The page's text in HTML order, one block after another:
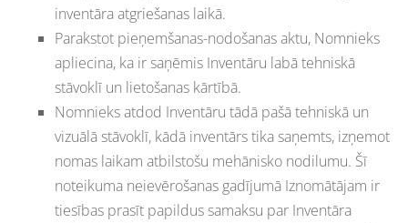
inventāra atgriešanas laikā.
Parakstot pieņemšanas-nodošanas aktu, Nomnieks
apliecina, ka ir saņēmis Inventāru labā tehniskā
stāvoklī un lietošanas kārtībā.
Nomnieks atdod Inventāru tādā pašā tehniskā un
vizuālā stāvoklī, kādā inventārs tika saņemts, izņemot
nomas laikam atbilstošu mehānisko nodilumu. Šī
noteikuma neievērošanas gadījumā Iznomātājam ir
tiesības prasīt papildus samaksu par Inventāra